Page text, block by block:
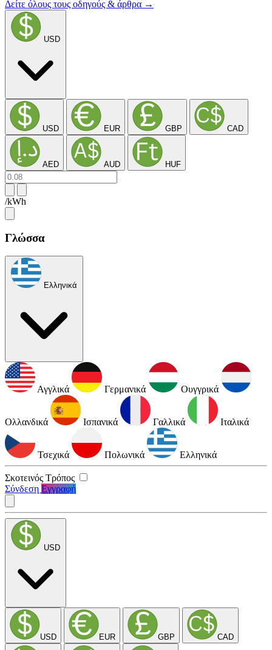
Δείτε όλους τους οδηγούς & άρθρα →
USD
USD EUR GBP CAD
AED AUD HUF
/kWh
Γλώσσα
Ελληνικά
Αγγλικά Γερμανικά Ουγγρικά
Ολλανδικά Ισπανικά Γαλλικά Ιταλικά
Τσεχικά Πολωνικά Ελληνικά
Σκοτεινός Τρόπος
Σύνδεση Εγγραφή
USD
USD EUR GBP CAD